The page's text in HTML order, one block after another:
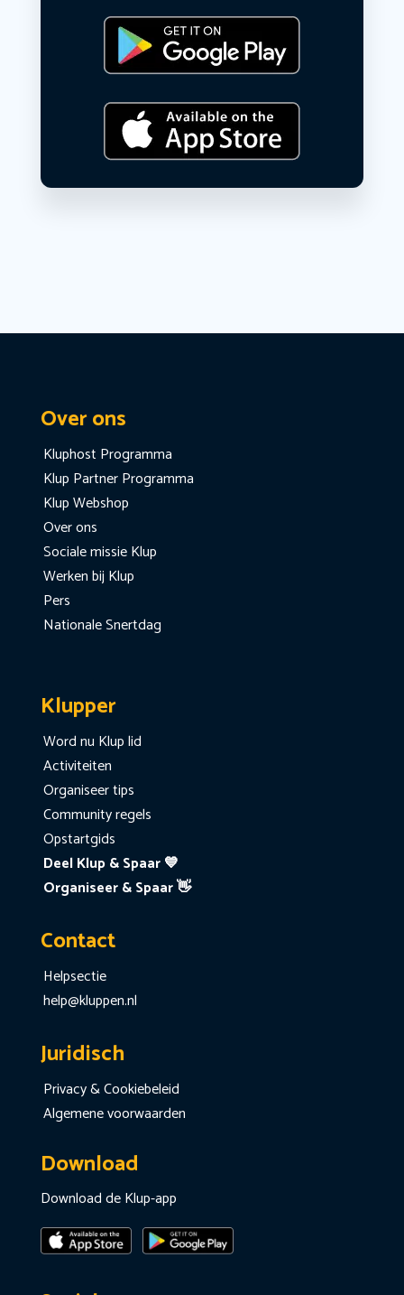
Over ons
Kluphost Programma
Klup Partner Programma
Klup Webshop
Over ons
Sociale missie Klup
Werken bij Klup
Pers
Nationale Snertdag
Klupper
Word nu Klup lid
Activiteiten
Organiseer tips
Community regels
Opstartgids
Deel Klup & Spaar 💙
Organiseer & Spaar 👋
Contact
Helpsectie
help@kluppen.nl
Juridisch
Privacy & Cookiebeleid
Algemene voorwaarden
Download
Download de Klup-app